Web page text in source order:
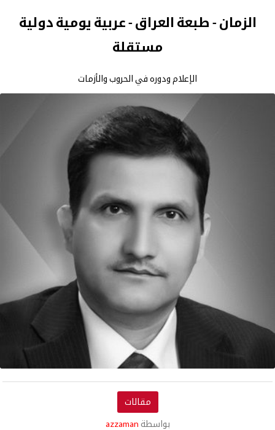
الزمان - طبعة العراق - عربية يومية دولية
مستقلة
الإعلام ودوره في الحروب والأزمات
مقالات
بواسطة azzaman